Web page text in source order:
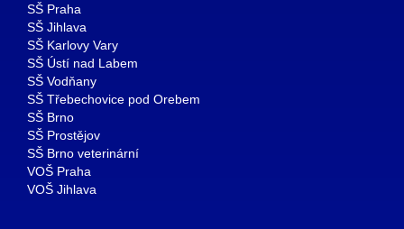
SŠ Praha
SŠ Jihlava
SŠ Karlovy Vary
SŠ Ústí nad Labem
SŠ Vodňany
SŠ Třebechovice pod Orebem
SŠ Brno
SŠ Prostějov
SŠ Brno veterinární
VOŠ Praha
VOŠ Jihlava